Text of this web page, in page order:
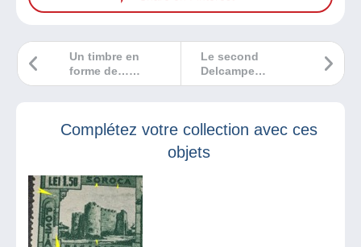
Le second
Delcampe
Magazine
votre disposition !
Un timbre en
forme de…
masque FFP2 !
Complétez votre collection avec ces
objets